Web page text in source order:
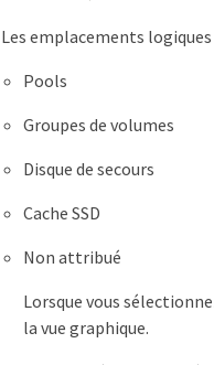
Les emplacements
Pools
Groupes de volumes
Disque de secours
Cache SSD
Non attribué
Lorsque vous
la vue graphique.